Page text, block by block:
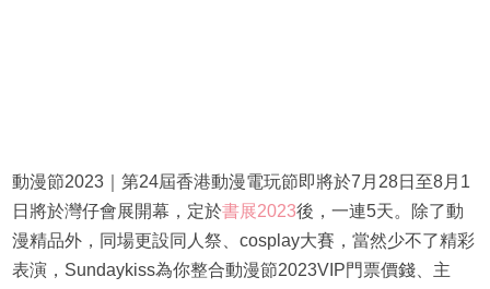
動漫節2023｜第24屆香港動漫電玩節即將於7月28日至8月1
日將於灣仔會展開幕，定於書展2023後，一連5天。除了動
漫精品外，同場更設同人祭、cosplay大賽，當然少不了精彩
表演，Sundaykiss為你整合動漫節2023VIP門票價錢、主